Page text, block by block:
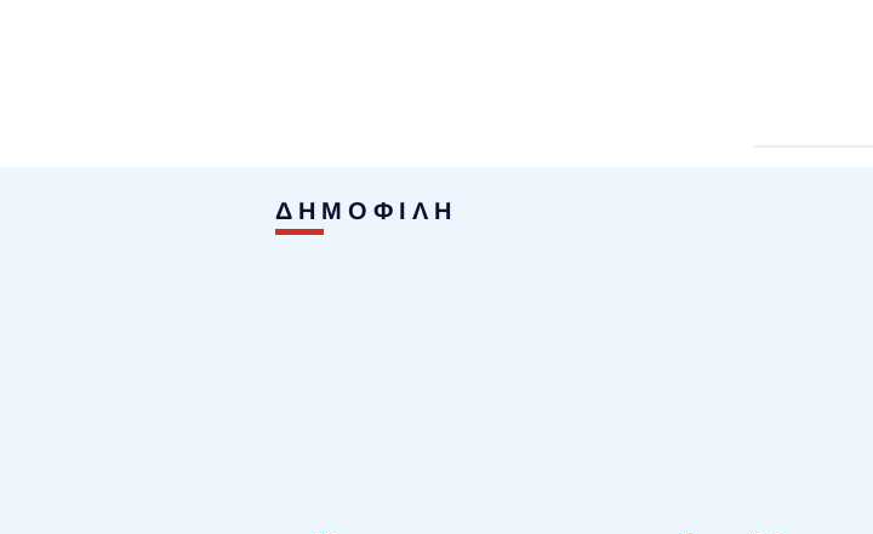
ΔΗΜΟΦΙΛΗ